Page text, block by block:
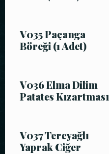
V035 Paçanga
Böreği (1 Adet)
V036 Elma Dilim
Patates Kızartması
V037 Tereyağlı
Yaprak Ciğer